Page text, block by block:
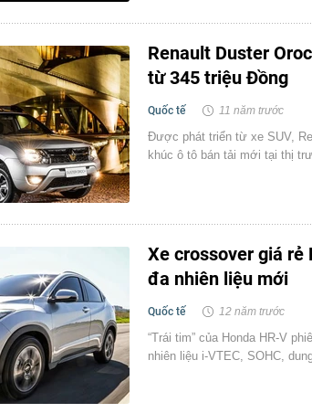
Renault Duster
từ 345 triệu Đồng
Quốc tế 11 năm trước
Được phát triển từ xe SUV,
khúc ô tô bán tải mới tại thị
Xe crossover giá rẻ
đa nhiên liệu mới
Quốc tế 12 năm trước
“Trái tim” của Honda HR-V
nhiên liệu i-VTEC, SOHC,